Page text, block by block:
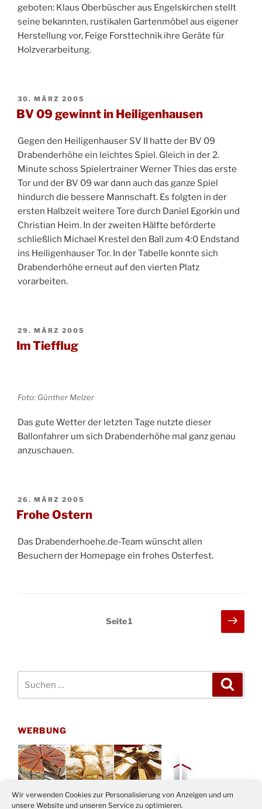
Wir verwenden Cookies zur Personalisierung von Anzeigen und um
unsere Website und unseren Service zu optimieren.
geboten: Klaus Oberbüscher aus Engelskirchen stellt
seine bekannten, rustikalen Gartenmöbel aus eigener
Herstellung vor, Feige Forsttechnik ihre Geräte für
Holzverarbeitung.
VERÖFFENTLICHT
AM
30. MÄRZ 2005
BV 09 gewinnt in Heiligenhausen
Gegen den Heiligenhauser SV II hatte der BV 09
Drabenderhöhe ein leichtes Spiel. Gleich in der 2.
Minute schoss Spielertrainer Werner Thies das erste
Tor und der BV 09 war dann auch das ganze Spiel
hindurch die bessere Mannschaft. Es folgten in der
ersten Halbzeit weitere Tore durch Daniel Egorkin und
Christian Heim. In der zweiten Hälfte beförderte
schließlich Michael Krestel den Ball zum 4:0 Endstand
ins Heiligenhauser Tor. In der Tabelle konnte sich
Drabenderhöhe erneut auf den vierten Platz
vorarbeiten.
VERÖFFENTLICHT
AM
29. MÄRZ 2005
Im Tiefflug
Foto: Günther Melzer
Das gute Wetter der letzten Tage nutzte dieser
Ballonfahrer um sich Drabenderhöhe mal ganz genau
anzuschauen.
VERÖFFENTLICHT
AM
26. MÄRZ 2005
Frohe Ostern
Das Drabenderhoehe.de-Team wünscht allen
Besuchern der Homepage ein frohes Osterfest.
Seitennummerierung
Seite1
nach:
WERBUNG